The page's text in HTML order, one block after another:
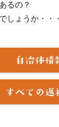
るの？
しょうか・・
こ」です！
見立てると、
あります。